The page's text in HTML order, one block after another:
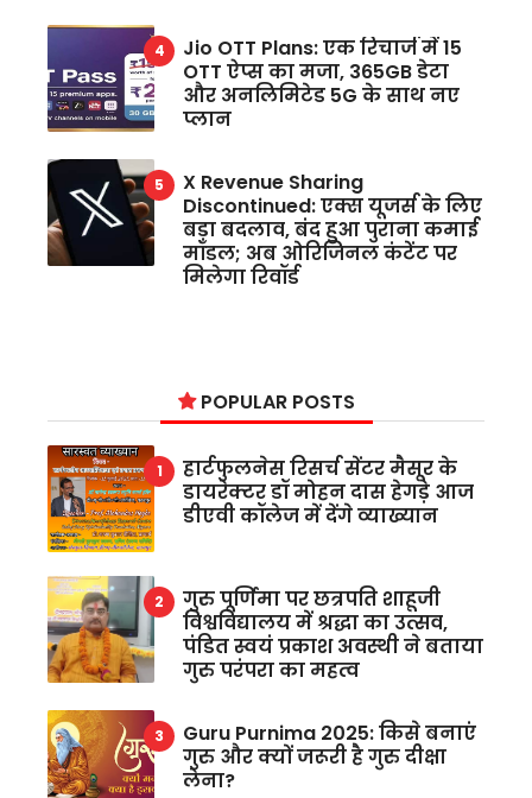
Jio OTT Plans: एक रिचार्ज में 15
OTT ऐप्स का मजा, 365GB डेटा
और अनलिमिटेड 5G के साथ नए
प्लान
X Revenue Sharing
Discontinued: एक्स यूजर्स के लिए
बड़ा बदलाव, बंद हुआ पुराना कमाई
मॉडल; अब ओरिजिनल कंटेंट पर
मिलेगा रिवॉर्ड
POPULAR POSTS
हार्टफुलनेस रिसर्च सेंटर मैसूर के
डायरेक्टर डॉ मोहन दास हेगड़े आज
डीएवी कॉलेज में देंगे व्याख्यान
गुरु पूर्णिमा पर छत्रपति शाहूजी
विश्वविद्यालय में श्रद्धा का उत्सव,
पंडित स्वयं प्रकाश अवस्थी ने बताया
गुरु परंपरा का महत्व
Guru Purnima 2025: किसे बनाएं
गुरु और क्यों जरूरी है गुरु दीक्षा
लेना?